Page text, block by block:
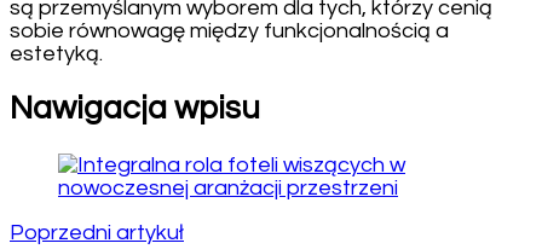
są przemyślanym wyborem dla tych, którzy cenią
sobie równowagę między funkcjonalnością a
estetyką.
Nawigacja wpisu
Poprzedni artykuł